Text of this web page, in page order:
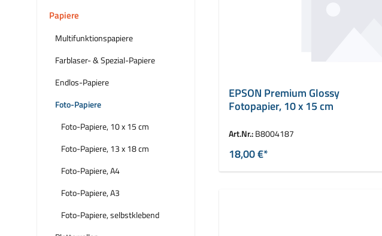
Papiere
Multifunktionspapiere
Farblaser- & Spezial-Papiere
Endlos-Papiere
Foto-Papiere
Foto-Papiere, 10 x 15 cm
Foto-Papiere, 13 x 18 cm
Foto-Papiere, A4
Foto-Papiere, A3
Foto-Papiere, selbstklebend
EPSON Premium Glossy
Fotopapier, 10 x 15 cm
Art.Nr.:B8004187
18,00 €*